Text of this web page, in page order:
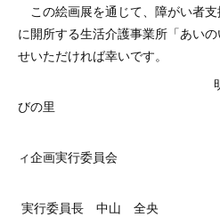
この絵画展を通じて、障がい者
に開所する生活介護事業所「あい
せいただければ幸いです。
明日に向かっ
びの里
障がい者支
ィ企画実行委員会
実行委員長 中山 全央